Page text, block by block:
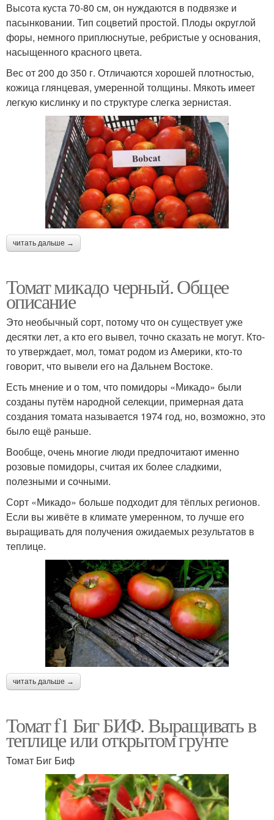
Высота куста 70-80 см, он нуждаются в подвязке и
пасынковании. Тип соцветий простой. Плоды округлой
форы, немного приплюснутые, ребристые у основания,
насыщенного красного цвета.
Вес от 200 до 350 г. Отличаются хорошей плотностью,
кожица глянцевая, умеренной толщины. Мякоть имеет
легкую кислинку и по структуре слегка зернистая.
читать дальше →
Томат микадо черный. Общее
описание
Это необычный сорт, потому что он существует уже
десятки лет, а кто его вывел, точно сказать не могут. Кто-
то утверждает, мол, томат родом из Америки, кто-то
говорит, что вывели его на Дальнем Востоке.
Есть мнение и о том, что помидоры «Микадо» были
созданы путём народной селекции, примерная дата
создания томата называется 1974 год, но, возможно, это
было ещё раньше.
Вообще, очень многие люди предпочитают именно
розовые помидоры, считая их более сладкими,
полезными и сочными.
Сорт «Микадо» больше подходит для тёплых регионов.
Если вы живёте в климате умеренном, то лучше его
выращивать для получения ожидаемых результатов в
теплице.
читать дальше →
Томат f1 Биг БИФ. Выращивать в
теплице или открытом грунте
Томат Биг Биф